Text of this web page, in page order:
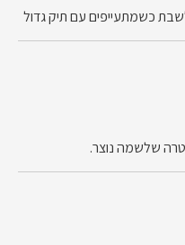
כשמתעייפים עם תיק גדול
שלשמה נוצר.